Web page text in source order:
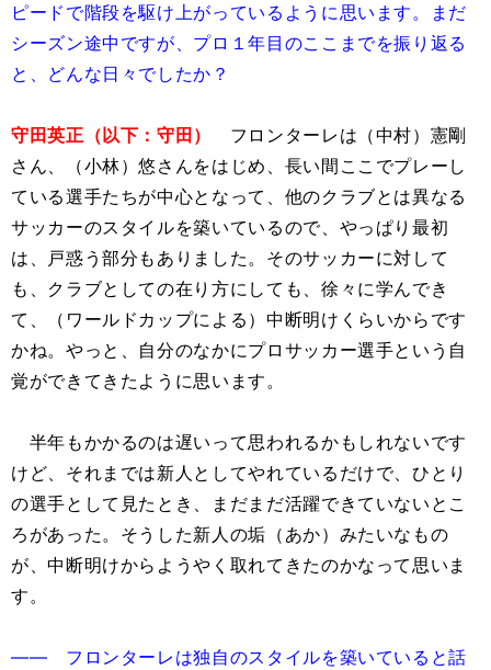
ピードで階段を駆け上がっているように思います。まだ
シーズン途中ですが、プロ１年目のここまでを振り返る
と、どんな日々でしたか？
守田英正（以下：守田）
フロンターレは（中村）憲剛
さん、（小林）悠さんをはじめ、長い間ここでプレーし
ている選手たちが中心となって、他のクラブとは異なる
サッカーのスタイルを築いているので、やっぱり最初
は、戸惑う部分もありました。そのサッカーに対して
も、クラブとしての在り方にしても、徐々に学んでき
て、（ワールドカップによる）中断明けくらいからです
かね。やっと、自分のなかにプロサッカー選手という自
覚ができてきたように思います。
半年もかかるのは遅いって思われるかもしれないです
けど、それまでは新人としてやれているだけで、ひとり
の選手として見たとき、まだまだ活躍できていないとこ
ろがあった。そうした新人の垢（あか）みたいなもの
が、中断明けからようやく取れてきたのかなって思いま
す。
―― フロンターレは独自のスタイルを築いていると話